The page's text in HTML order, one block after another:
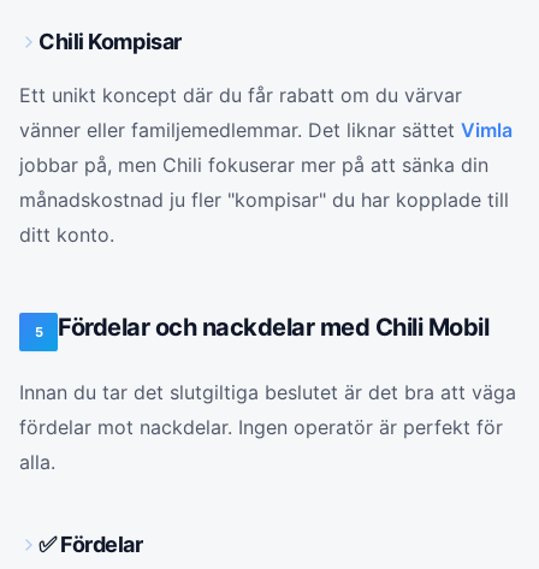
Chili Kompisar
Ett unikt koncept där du får rabatt om du värvar
vänner eller familjemedlemmar. Det liknar sättet Vimla
jobbar på, men Chili fokuserar mer på att sänka din
månadskostnad ju fler "kompisar" du har kopplade till
ditt konto.
5 Fördelar och nackdelar med Chili Mobil
Innan du tar det slutgiltiga beslutet är det bra att väga
fördelar mot nackdelar. Ingen operatör är perfekt för
alla.
✅ Fördelar